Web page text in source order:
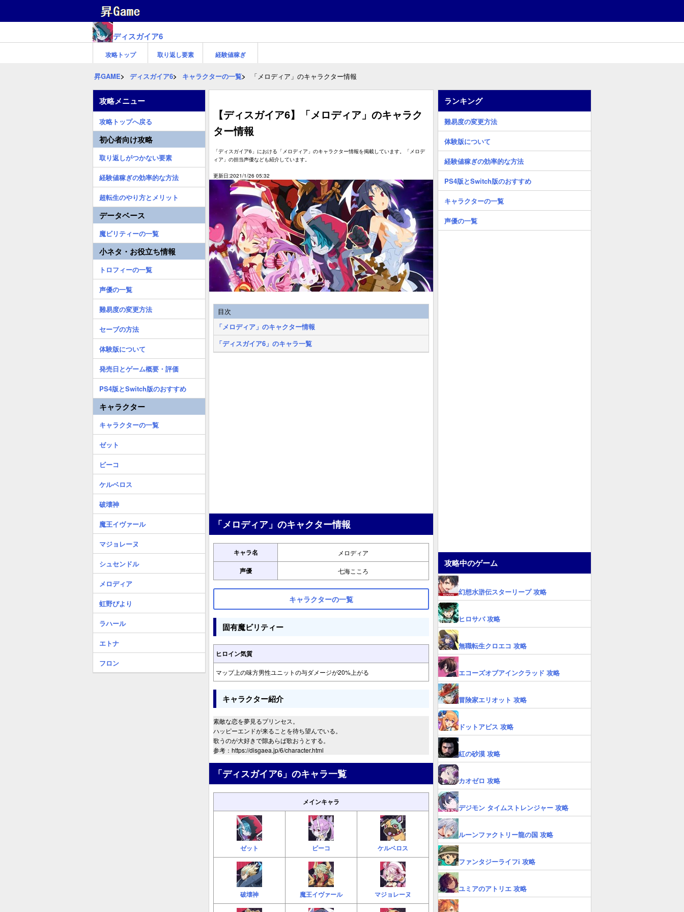
ディスガイア6
攻略トップ 取り返し要素 経験値稼ぎ
昇GAME ディスガイア6 キャラクターの一覧 「メロディア」のキャラクター情報
【ディスガイア6】「メロディア」のキャラク
ター情報
「ディスガイア6」における「メロディア」のキャラクター情報を掲載しています。「メロデ
ィア」の担当声優なども紹介しています。
更新日:2021/1/26 05:32
目次
「メロディア」のキャクター情報
「ディスガイア6」のキャラ一覧
「メロディア」のキャクター情報
キャラ名 メロディア
声優 七海こころ
キャラクターの一覧
固有魔ビリティー
ヒロイン気質
マップ上の味方男性ユニットの与ダメージが20%上がる
キャラクター紹介
素敵な恋を夢見るプリンセス。
ハッピーエンドが来ることを待ち望んでいる。
歌うのが大好きで隙あらば歌おうとする。
参考：https://disgaea.jp/6/character.html
「ディスガイア6」のキャラ一覧
メインキャラ
ゼット ビーコ ケルベロス
破壊神 魔王イヴァール マジョレーヌ
攻略メニュー
攻略トップへ戻る
初心者向け攻略
取り返しがつかない要素
経験値稼ぎの効率的な方法
超転生のやり方とメリット
データベース
魔ビリティーの一覧
小ネタ・お役立ち情報
トロフィーの一覧
声優の一覧
難易度の変更方法
セーブの方法
体験版について
発売日とゲーム概要・評価
PS4版とSwitch版のおすすめ
キャラクター
キャラクターの一覧
ゼット
ビーコ
ケルベロス
破壊神
魔王イヴァール
マジョレーヌ
シュセンドル
メロディア
虹野ぴより
ラハール
エトナ
フロン
ランキング
難易度の変更方法
体験版について
経験値稼ぎの効率的な方法
PS4版とSwitch版のおすすめ
キャラクターの一覧
声優の一覧
攻略中のゲーム
幻想水滸伝スターリープ 攻略
ヒロサバ 攻略
無職転生クロエコ 攻略
エコーズオブアインクラッド 攻略
冒険家エリオット 攻略
ドットアビス 攻略
紅の砂漠 攻略
カオゼロ 攻略
デジモン タイムストレンジャー 攻略
ルーンファクトリー龍の国 攻略
ファンタジーライフi 攻略
ユミアのアトリエ 攻略